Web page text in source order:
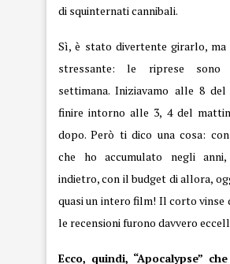
di squinternati cannibali.
Sì, è stato divertente girarlo, ma
stressante: le riprese sono
settimana. Iniziavamo alle 8
finire intorno alle 3, 4 del
dopo. Però ti dico una cosa: con
che ho accumulato negli
indietro, con il budget di allora,
quasi un intero film! Il corto vinse
le recensioni furono davvero
Ecco, quindi, “Apocalypse”